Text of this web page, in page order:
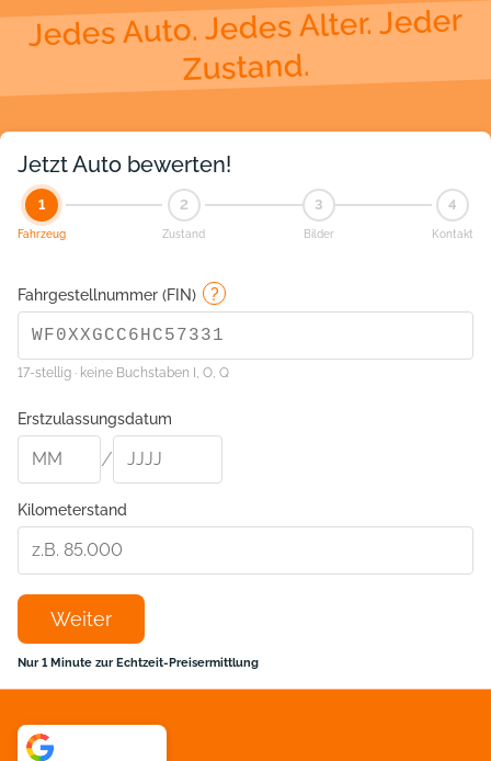
Jedes Auto. Jedes Alter. Jeder
Zustand.
Jetzt Auto bewerten!
1
Fahrzeug
2
Zustand
3
Bilder
4
Kontakt
Fahrgestellnummer (FIN) ?
17-stellig · keine Buchstaben I, O, Q
Erstzulassungsdatum
/
Kilometerstand
Weiter
Nur 1 Minute zur Echtzeit-Preisermittlung